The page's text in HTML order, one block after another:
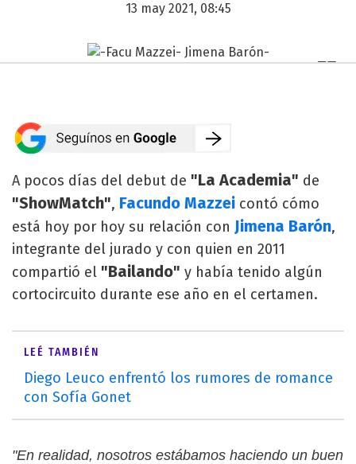
13 may 2021, 08:45
A pocos días del debut de "La Academia" de
"ShowMatch", Facundo Mazzei contó cómo
está hoy por hoy su relación con Jimena Barón,
integrante del jurado y con quien en 2011
compartió el "Bailando" y había tenido algún
cortocircuito durante ese año en el certamen.
LEÉ TAMBIÉN
Diego Leuco enfrentó los rumores de romance
con Sofía Gonet
"En realidad, nosotros estábamos haciendo un buen